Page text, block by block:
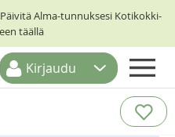
Alma-tunnuksesi Kotikokki-
täällä
Kirjaudu